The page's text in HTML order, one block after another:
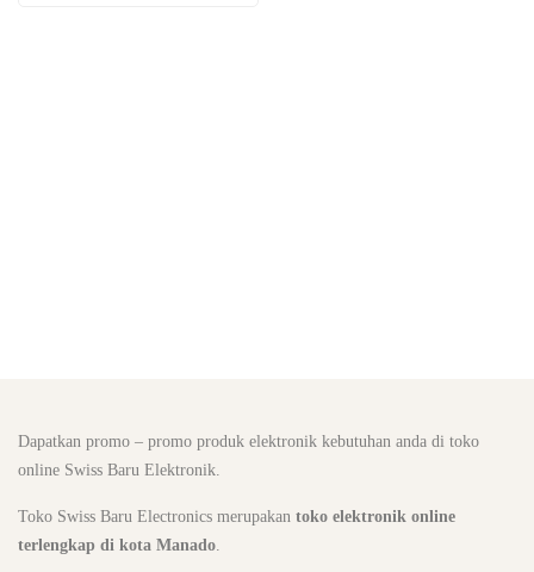
Dapatkan promo – promo produk elektronik kebutuhan anda di toko
online Swiss Baru Elektronik.
Toko Swiss Baru Electronics merupakan toko elektronik online
terlengkap di kota Manado.